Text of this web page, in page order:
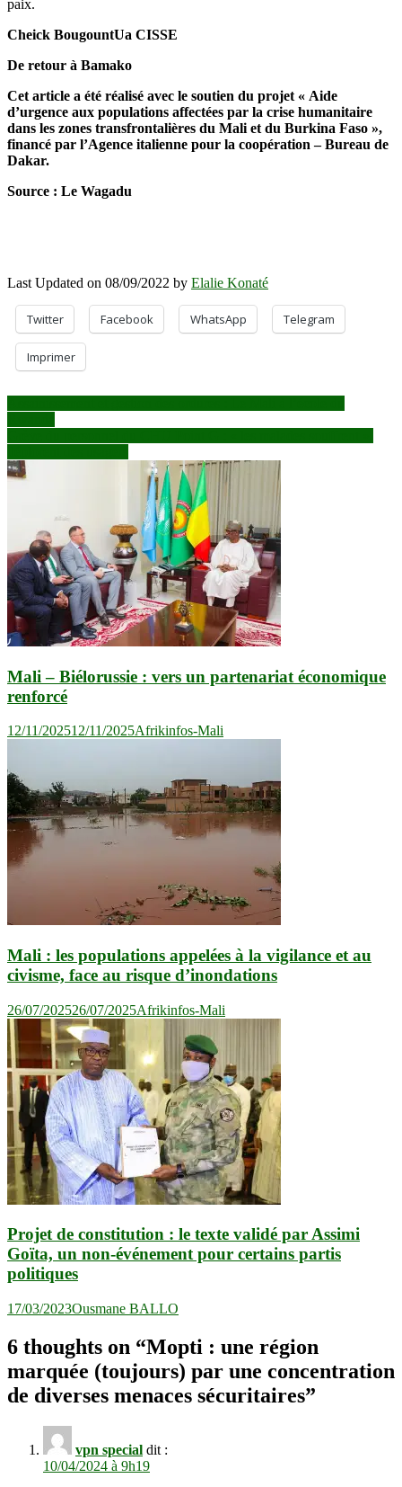
paix.
Cheick BougountUa CISSE
De retour à Bamako
Cet article a été réalisé avec le soutien du projet « Aide
d’urgence aux populations affectées par la crise humanitaire
dans les zones transfrontalières du Mali et du Burkina Faso »,
financé par l’Agence italienne pour la coopération – Bureau de
Dakar.
Source : Le Wagadu
Last Updated on 08/09/2022 by Elalie Konaté
Twitter Facebook WhatsApp Telegram
Imprimer
Navigation
de
l’article
Mali – Biélorussie : vers un partenariat économique
renforcé
12/11/202512/11/2025Afrikinfos-Mali
Mali : les populations appelées à la vigilance et au
civisme, face au risque d’inondations
26/07/202526/07/2025Afrikinfos-Mali
Projet de constitution : le texte validé par Assimi
Goïta, un non-événement pour certains partis
politiques
17/03/2023Ousmane BALLO
6 thoughts on “Mopti : une région
marquée (toujours) par une concentration
de diverses menaces sécuritaires”
vpn special dit :
10/04/2024 à 9h19